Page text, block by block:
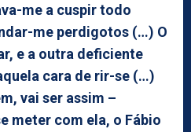
me a cuspir todo
me perdigotos (…) O
e a outra deficiente
cara de rir-se (…)
vai ser assim –
meter com ela, o Fábio